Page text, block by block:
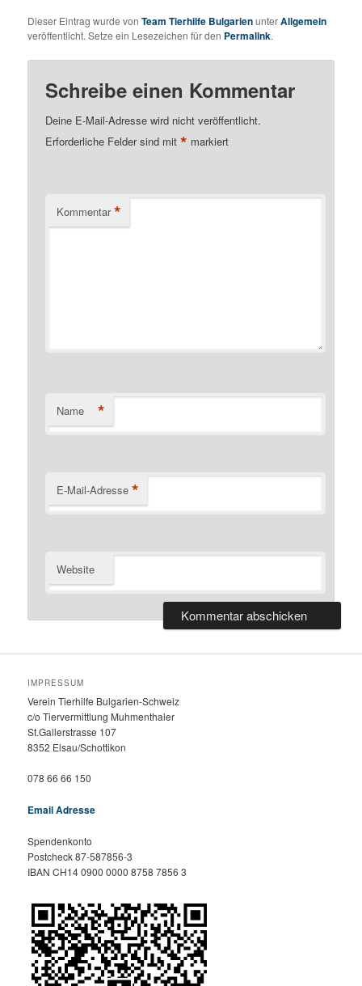
Dieser Eintrag wurde vonTeam Tierhilfe BulgarienunterAllgemein
veröffentlicht. Setze ein Lesezeichen für den Permalink.
Schreibe einen Kommentar
Deine E-Mail-Adresse wird nicht veröffentlicht.
Erforderliche Felder sind mit* markiert
Kommentar *
Name *
E-Mail-Adresse *
Website
IMPRESSUM
Verein Tierhilfe Bulgarien-Schweiz
c/o Tiervermittlung Muhmenthaler
St.Gallerstrasse 107
8352 Elsau/Schottikon
078 66 66 150
Email Adresse
Spendenkonto
Postcheck 87-587856-3
IBAN CH14 0900 0000 8758 7856 3